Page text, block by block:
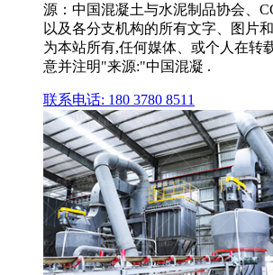
源：中国混凝土与水泥制品协会、
以及各分支机构的所有文字、图片
为本站所有,任何媒体、或个人在转
意并注明"来源:"中国混凝 .
联系电话: 180 3780 8511